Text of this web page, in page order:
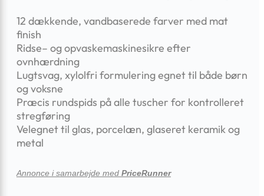
12 dækkende, vandbaserede farver med mat
finish
Ridse– og opvaskemaskinesikre efter
ovnhærdning
Lugtsvag, xylolfri formulering egnet til både børn
og voksne
Præcis rundspids på alle tuscher for kontrolleret
stregføring
Velegnet til glas, porcelæn, glaseret keramik og
metal
Annonce i samarbejde med PriceRunner